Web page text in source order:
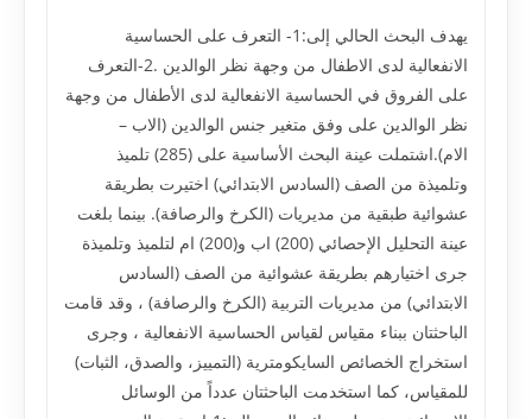
يهدف البحث الحالي إلى:1- التعرف على الحساسية
الانفعالية لدى الاطفال من وجهة نظر الوالدين .2-التعرف
على الفروق في الحساسية الانفعالية لدى الأطفال من وجهة
نظر الوالدين على وفق متغير جنس الوالدين (الاب –
الام).اشتملت عينة البحث الأساسية على (285) تلميذ
وتلميذة من الصف (السادس الابتدائي) اختيرت بطريقة
عشوائية طبقية من مديريات (الكرخ والرصافة). بينما بلغت
عينة التحليل الإحصائي (200) اب و(200) ام لتلميذ وتلميذة
جرى اختيارهم بطريقة عشوائية من الصف (السادس
الابتدائي) من مديريات التربية (الكرخ والرصافة) ، وقد قامت
الباحثتان ببناء مقياس لقياس الحساسية الانفعالية ، وجرى
استخراج الخصائص السايكومترية (التمييز، والصدق، الثبات)
للمقياس، كما استخدمت الباحثتان عدداً من الوسائل